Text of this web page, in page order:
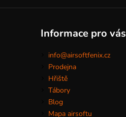
Informace pro vás
info@airsoftfenix.cz
Prodejna
Hřiště
Tábory
Blog
Mapa airsoftu